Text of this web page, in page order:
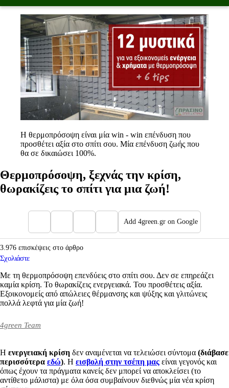
Η θερμοπρόσοψη είναι μία win - win επένδυση που
προσθέτει αξία στο σπίτι σου. Μία επένδυση ζωής που
θα σε δικαιώσει 100%.
Θερμοπρόσοψη, ξεχνάς την κρίση,
θωρακίζεις το σπίτι για μια ζωή!
Add 4green.gr on Google
3.976 επισκέψεις στο άρθρο
Σχολιάστε
Με τη θερμοπρόσοψη επενδύεις στο σπίτι σου. Δεν σε επηρεάζει
καμία κρίση. Το θωρακίζεις ενεργειακά. Του προσθέτεις αξία.
Εξοικονομείς από απώλειες θέρμανσης και ψύξης και γλιτώνεις
πολλά λεφτά για μία ζωή!
4green Team
Η ενεργειακή κρίση δεν αναμένεται να τελειώσει σύντομα (διάβασε
περισσότερα εδώ). Η εισβολή στην τσέπη μας είναι γεγονός και
όπως έχουν τα πράγματα κανείς δεν μπορεί να αποκλείσει (το
αντίθετο μάλιστα) με όλα όσα συμβαίνουν διεθνώς μία νέα κρίση